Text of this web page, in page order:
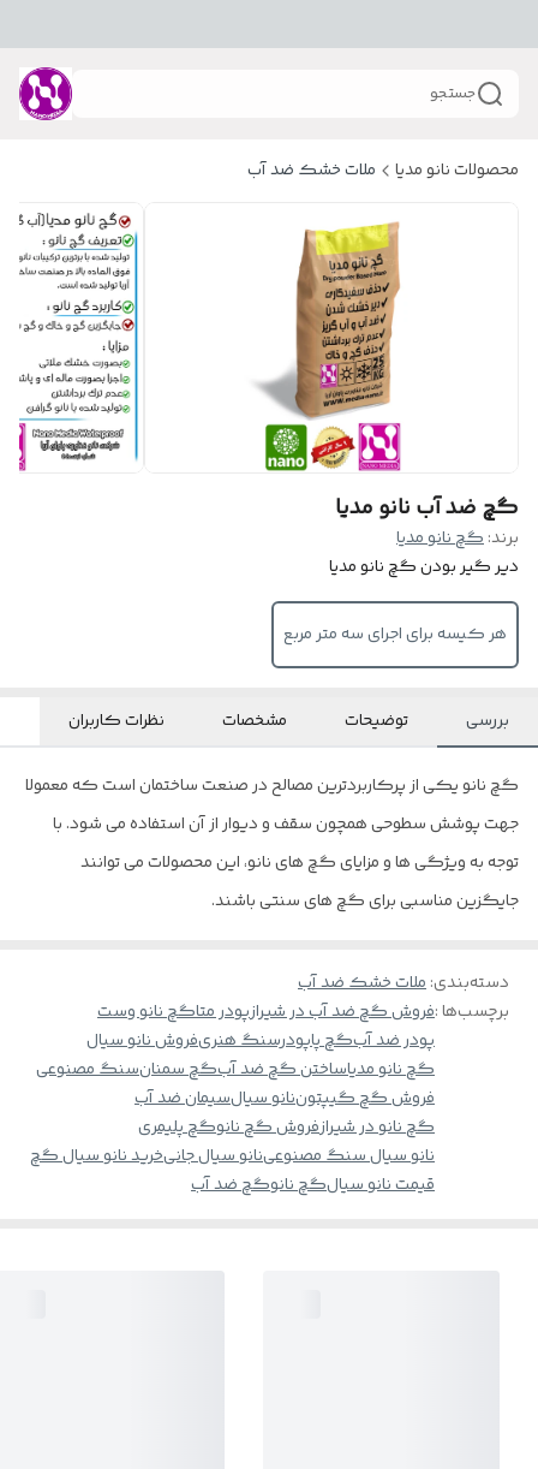
جستجو
محصولات نانو مدیا ملات خشک ضد آب
گچ ضد آب نانو مدیا
برند:گچ نانو مدیا
دیر گیر بودن گچ نانو مدیا
هر کیسه برای اجرای سه متر مربع
بررسی توضیحات مشخصات نظرات کاربران
گچ نانو یکی از پرکاربردترین مصالح در صنعت ساختمان است که معمولا
جهت پوشش سطوحی همچون سقف و دیوار از آن استفاده می شود. با
توجه به ویژگی ها و مزایای گچ های نانو، این محصولات می توانند
جایگزین مناسبی برای گچ ­های سنتی باشند.
دسته‌بندی:ملات خشک ضد آب
برچسب‌ها :فروش گچ ضد آب در شیرازپودر متاگچ نانو وست
پودر ضد آبگچ پاپودرسنگ هنریفروش نانو سیال
گچ نانو مدیاساختن گچ ضد آبگچ سمنانسنگ مصنوعی
فروش گچ گیپتوننانو سیالسیمان ضد آب
گچ نانو در شیرازفروش گچ نانوگچ پلیمری
نانو سیال سنگ مصنوعینانو سیال جانیخرید نانو سیال گچ
قیمت نانو سیالگچ نانوگچ ضد آب